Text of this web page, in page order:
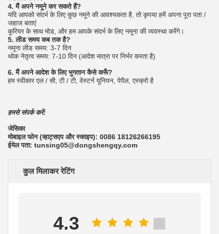
4. मैं अपने नमूने कर सकते हैं?
यदि आपको संदर्भ के लिए कुछ नमूने की आवश्यकता है, तो कृपया हमें अपना पूरा पता /
जहाज बताएं
कूरियर के साथ मोड, और हम आपके संदर्भ के लिए नमूना की व्यवस्था करेंगे।
5. लीड समय कब तक है?
नमूना लीड समय: 3-7 दिन
थोक नेतृत्व समय: 7-10 दिन (आदेश मात्रा पर निर्भर करता है)
6. मैं अपने आदेश के लिए भुगतान कैसे करूँ?
हम स्वीकार एल / सी, टी / टी, वेस्टर्न यूनियन, पेपैल, एस्क्रो है
हमसे संपर्क करें:
जेसिका
मोबाइल फोन (व्हाट्सएप और स्काइप): 0086 18126266195
ईमेल पता: tunsing05@dongshengqy.com
कुल मिलाकर रेटिंग
4.3